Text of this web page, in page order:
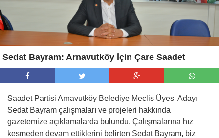
Sedat Bayram: Arnavutköy İçin Çare Saadet
Saadet Partisi Arnavutköy Belediye Meclis Üyesi Adayı
Sedat Bayram çalışmaları ve projeleri hakkında
gazetemize açıklamalarda bulundu. Çalışmalarına hız
kesmeden devam ettiklerini belirten Sedat Bayram, biz